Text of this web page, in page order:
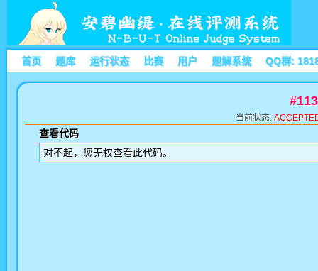
首页 题库 运行状态 比赛 用户 题解系统 QQ群:
当前状态:
查看代码
对不起，您无权查看此代码。